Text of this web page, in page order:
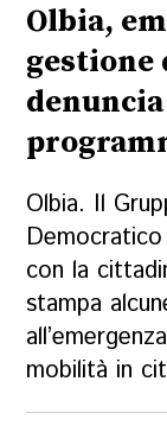
Olbia,
gestione
Olbia. Il
con la
stampa
mobilità in